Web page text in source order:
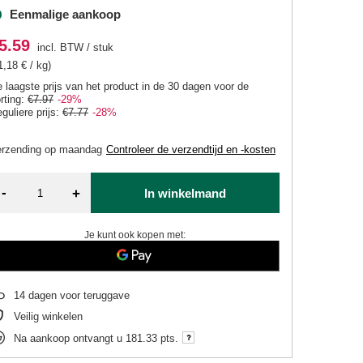
Eenmalige aankoop
op maandag Controleer de verzendtijd en -kosten
incl. BTW /stuk
€ / kg)
laagste prijs van het product in de 30 dagen voor de
€7.97 -29%
prijs:€7.77 -28%
- + In winkelmand
Je kunt ook kopen met:
14 dagen voor teruggave
Veilig winkelen
Na aankoop ontvangt u 181.33 pts.